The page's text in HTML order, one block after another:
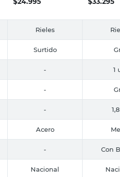
Rieles
Surtido
- 1
-
-
Acero
- Con
Nacional